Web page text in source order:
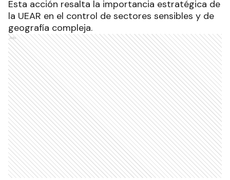
Esta acción resalta la importancia estratégica de
la UEAR en el control de sectores sensibles y de
geografía compleja.
Ads